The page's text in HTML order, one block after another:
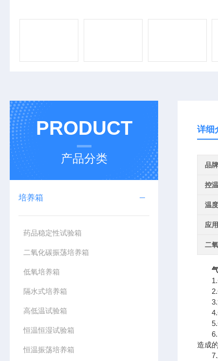
PRODUCT
产品分类
培养箱
药品稳定性试验箱
二氧化碳振荡培养箱
低氧培养箱
隔水式培养箱
高低温试验箱
恒温恒湿试验箱
恒温振荡培养箱
详细
品牌
控
温
应
二
3.温
6.箱
造成
7.工